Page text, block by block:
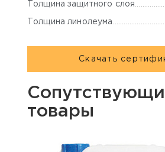
Толщина защитного слоя
Толщина линолеума
Скачать
товары